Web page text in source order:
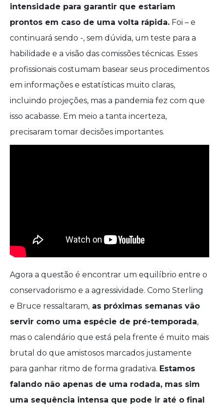
intensidade para garantir que estariam
prontos em caso de uma volta rápida. Foi – e
continuará sendo -, sem dúvida, um teste para a
habilidade e a visão das comissões técnicas. Esses
profissionais costumam basear seus procedimentos
em informações e estatísticas muito claras,
incluindo projeções, mas a pandemia fez com que
isso acabasse. Em meio a tanta incerteza,
precisaram tomar decisões importantes.
Agora a questão é encontrar um equilíbrio entre o
conservadorismo e a agressividade. Como Sterling
e Bruce ressaltaram, as próximas semanas vão
servir como uma espécie de pré-temporada,
mas o calendário que está pela frente é muito mais
brutal do que amistosos marcados justamente
para ganhar ritmo de forma gradativa. Estamos
falando não apenas de uma rodada, mas sim
uma sequência intensa que pode ir até o final